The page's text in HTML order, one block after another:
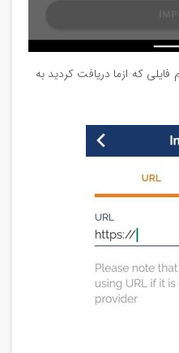
فایلی که ازما دریافت کردید به